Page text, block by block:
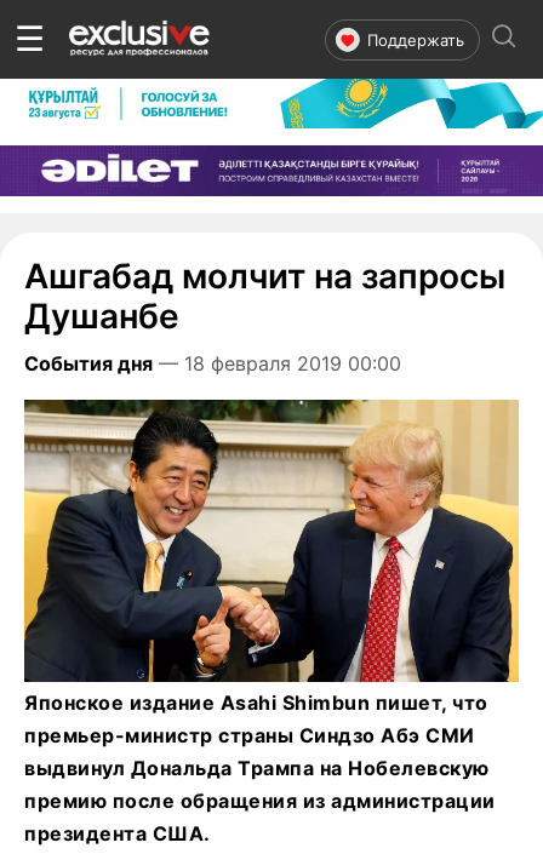
☰ Поддержать
Ашгабад молчит на запросы
Душанбе
События дня — 18 февраля 2019 00:00
Японское издание Asahi Shimbun пишет, что
премьер-министр страны Синдзо Абэ СМИ
выдвинул Дональда Трампа на Нобелевскую
премию после обращения из администрации
президента США.